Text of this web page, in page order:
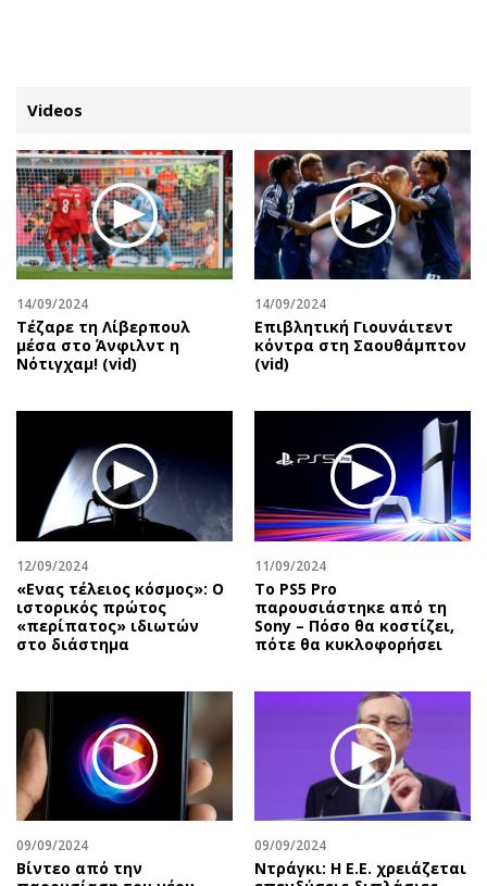
ΚΑΤΗΓΟΡΙΕΣ ΣΥΝΔΕΣΗ
Κύπρος
Παιδεία
Υγεία
Πολιτική
Βουλευτικές 2026
Προεδρικές 2023
Δημοσκοπήσεις
Διπλωματία
Αθλητισμός
Κύπρος
Ελλάδα
Διεθνή
Κληρώσεις Allwyn
Οικονομία
Real Estate
Επιχειρήσεις
Αγορές
Money Review
AstroBank Properties
Απόψεις
Αρθρογραφία
The Hill
Υγεία
Αγγελίες
Πωλούνται
Ζητούν εργασία
Θέσεις εργασίας
Geek
Νέα
Κινητά-tablets
Social
Αυτοκίνηση
Πολιτική
Οικονομία
Αναδρομές
Πρόσωπα
Περιβάλλον
Videos
14/09/2024
Τέζαρε τη Λίβερπουλ
μέσα στο Άνφιλντ η
Νότιγχαμ! (vid)
14/09/2024
Επιβλητική Γιουνάιτεντ
κόντρα στη Σαουθάμπτον
(vid)
12/09/2024
«Ενας τέλειος κόσμος»: Ο
ιστορικός πρώτος
«περίπατος» ιδιωτών
στο διάστημα
11/09/2024
Το PS5 Pro
παρουσιάστηκε από τη
Sony – Πόσο θα κοστίζει,
πότε θα κυκλοφορήσει
09/09/2024
Bίντεο από την
09/09/2024
Ντράγκι: Η Ε.Ε. χρειάζεται